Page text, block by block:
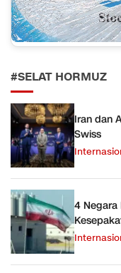
#SELAT HORMUZ
Iran dan
Swiss
4 Negara